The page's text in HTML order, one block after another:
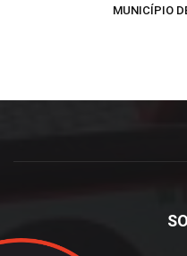
MUNICÍPIO